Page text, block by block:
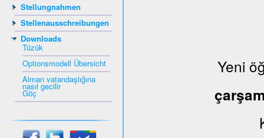
Stellungnahmen
Stellenausschreibungen
Downloads
Tüzük
Optionsmodell Übersicht
Alman vatandaşlığına
nasıl gecilir
Göç
Yeni